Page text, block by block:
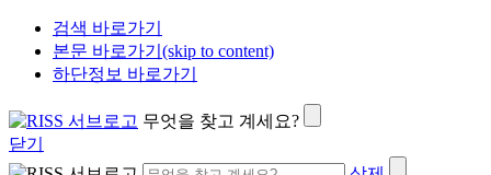
검색 바로가기
본문 바로가기(skip to content)
하단정보 바로가기
무엇을 찾고 계세요?
닫기